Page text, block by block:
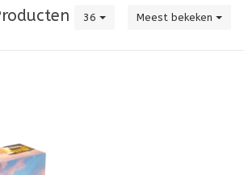
36 Meest bekeken